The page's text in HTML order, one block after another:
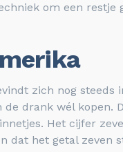
om een
zich nog steeds
drank wél kopen.
Het cijfer
dat het getal